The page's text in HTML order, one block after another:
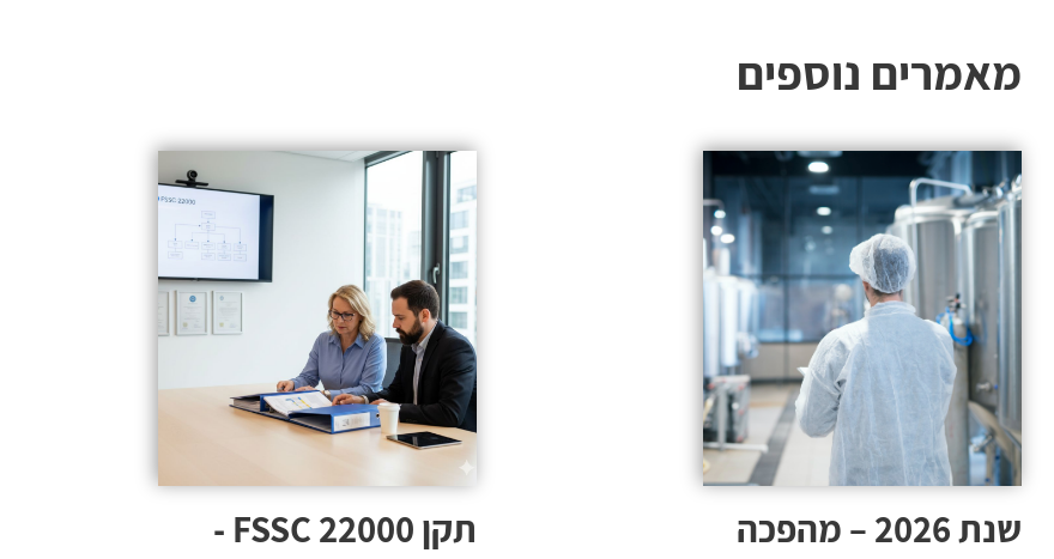
מאמרים נוספים
שנת 2026 – מהפכה
תקן FSSC 22000 -